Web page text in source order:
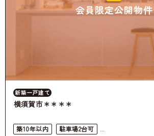
会員限定公開物件
新築一戸建て
横須賀市＊＊＊＊
築10年以内
駐車場2台可